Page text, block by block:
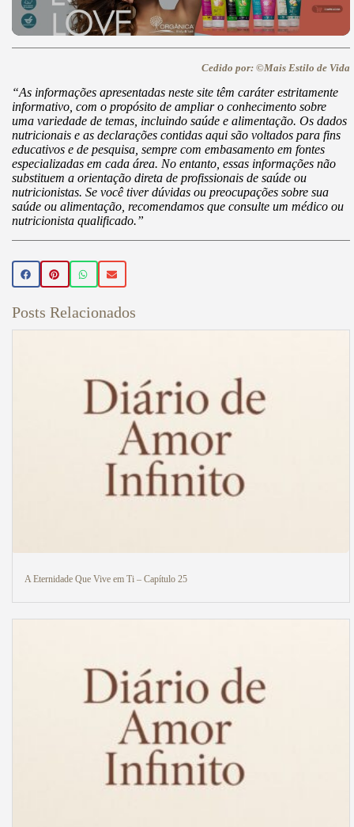
Cedido por: ©Mais Estilo de Vida
“As informações apresentadas neste site têm caráter estritamente
informativo, com o propósito de ampliar o conhecimento sobre
uma variedade de temas, incluindo saúde e alimentação. Os dados
nutricionais e as declarações contidas aqui são voltados para fins
educativos e de pesquisa, sempre com embasamento em fontes
especializadas em cada área. No entanto, essas informações não
substituem a orientação direta de profissionais de saúde ou
nutricionistas. Se você tiver dúvidas ou preocupações sobre sua
saúde ou alimentação, recomendamos que consulte um médico ou
nutricionista qualificado.”
Posts Relacionados
A Eternidade Que Vive em Ti – Capítulo 25